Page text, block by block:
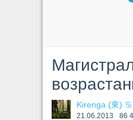
Kirenga (東) ♋
21.06.2013 86